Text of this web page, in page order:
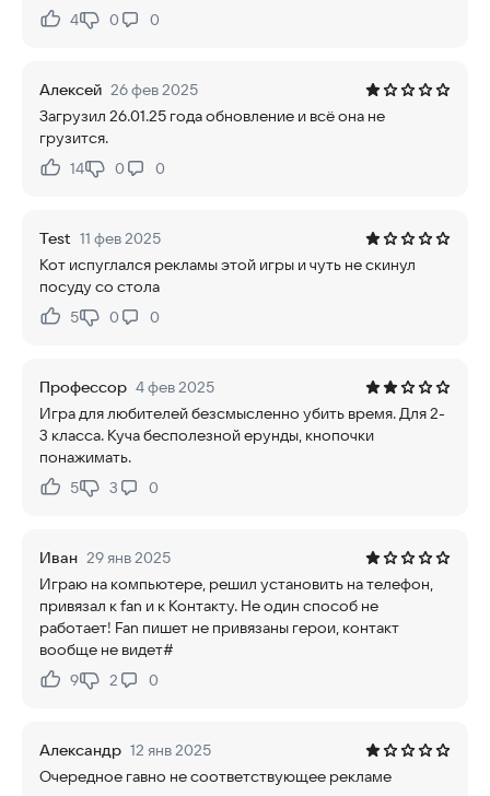
Нравится:
4Не нравится:
0 0
Алексей 26 фев 2025
Загрузил 26.01.25 года обновление и всё она не
грузится.
Нравится:
14Не нравится:
0 0
Test 11 фев 2025
Кот испуглался рекламы этой игры и чуть не скинул
посуду со стола
Нравится:
5Не нравится:
0 0
Профессор 4 фев 2025
Игра для любителей безсмысленно убить время. Для 2-
3 класса. Куча бесполезной ерунды, кнопочки
понажимать.
Нравится:
5Не нравится:
3 0
Иван 29 янв 2025
Играю на компьютере, решил установить на телефон,
привязал к fan и к Контакту. Не один способ не
работает! Fan пишет не привязаны герои, контакт
вообще не видет#
Нравится:
9Не нравится:
2 0
Александр 12 янв 2025
Очередное гавно не соответствующее рекламе